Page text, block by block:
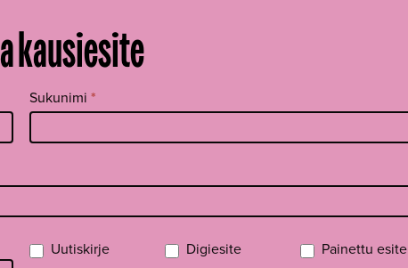
kausiesite
Sukunimi*
Uutiskirje Digiesite Painettu esite